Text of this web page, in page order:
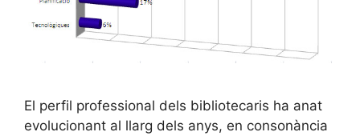
El perfil professional dels bibliotecaris ha anat
evolucionant al llarg dels anys, en consonància